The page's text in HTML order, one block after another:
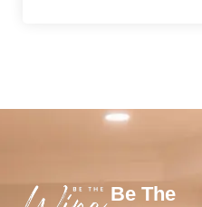
Be The